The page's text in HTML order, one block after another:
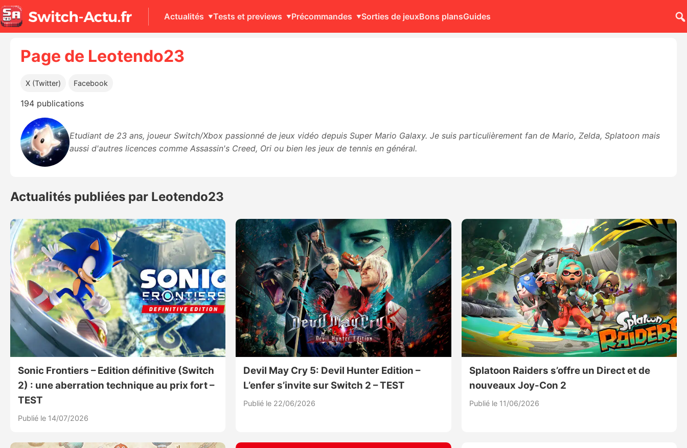
Actualités Tests et previews Précommandes Sorties de jeuxBons plansGuides
Page de Leotendo23
X (Twitter) Facebook
194 publications
Etudiant de 23 ans, joueur Switch/Xbox passionné de jeux vidéo depuis Super Mario Galaxy. Je suis particulièrement fan de Mario, Zelda, Splatoon mais
aussi d'autres licences comme Assassin's Creed, Ori ou bien les jeux de tennis en général.
Actualités publiées par Leotendo23
Sonic Frontiers – Edition définitive (Switch
2) : une aberration technique au prix fort –
TEST
Publié le 14/07/2026
Devil May Cry 5: Devil Hunter Edition –
L’enfer s’invite sur Switch 2 – TEST
Publié le 22/06/2026
Splatoon Raiders s’offre un Direct et de
nouveaux Joy-Con 2
Publié le 11/06/2026